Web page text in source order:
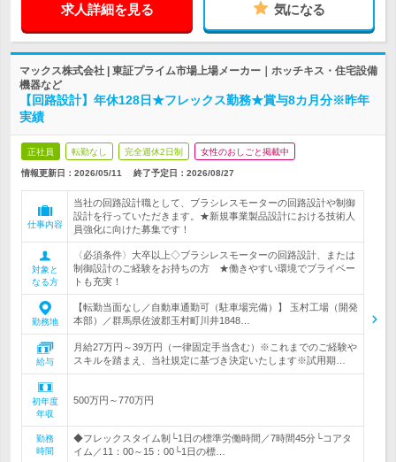
求人詳細を見る 気になる
マックス株式会社 | 東証プライム市場上場メーカー｜ホッチキス・住宅設備
機器など
【回路設計】年休128日★フレックス勤務★賞与8カ月分※昨年
実績
正社員 転勤なし 完全週休2日制 女性のおしごと掲載中
情報更新日：2026/05/11 終了予定日： 2026/08/27
仕事内容
当社の回路設計職として、ブラシレスモーターの回路設計や制御
設計を行っていただきます。★新規事業製品設計における技術人
員強化に向けた募集です！
対象と
なる方
〈必須条件〉大卒以上◇ブラシレスモーターの回路設計、または
制御設計のご経験をお持ちの方 ★働きやすい環境でプライベー
トも充実！
勤務地
【転勤当面なし／自動車通勤可（駐車場完備）】 玉村工場（開発
本部）／群馬県佐波郡玉村町川井1848…
給与
月給27万円～39万円（一律固定手当含む）※これまでのご経験や
スキルを踏まえ、当社規定に基づき決定いたします※試用期…
初年度
年収
500万円～770万円
勤務
時間
◆フレックスタイム制└1日の標準労働時間／7時間45分└コアタ
イム／11：00～15：00└1日の標…